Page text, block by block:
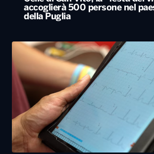
Bari, rubano dall’auto
sanitaria dell’organizzazione
l’Africa Cuamm. L’appello: